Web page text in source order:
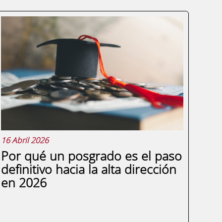
16 Abril 2026
Por qué un posgrado es el paso
definitivo hacia la alta dirección
en 2026